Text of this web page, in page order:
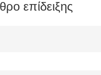
επίδειξης